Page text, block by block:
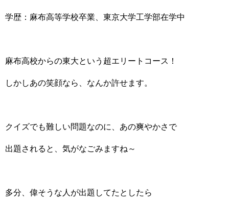
学歴：麻布高等学校卒業、東京大学工学部在学中
麻布高校からの東大という超エリートコース！
しかしあの笑顔なら、なんか許せます。
クイズでも難しい問題なのに、あの爽やかさで
出題されると、気がなごみますね～
多分、偉そうな人が出題してたとしたら